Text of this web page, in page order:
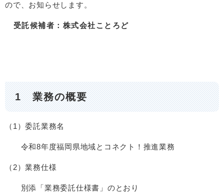
ので、お知らせします。
受託候補者：株式会社ことろど
1 業務の概要
（1）委託業務名
令和8年度福岡県地域とコネクト！推進業務
（2）業務仕様
別添「業務委託仕様書」のとおり